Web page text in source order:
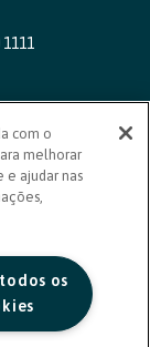
às 20h)
com o
melhorar
e ajudar nas
os